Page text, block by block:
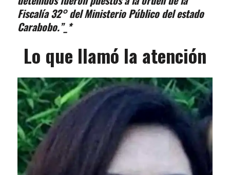
Fiscalía 32° del Ministerio Público del estado
Carabobo.”_*
Lo que llamó la atención